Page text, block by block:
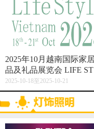
2025年10月越南国际家
品及礼品展览会 LIFE STYL
E VIETNAM 2025
2025-10-18至2025-10-21